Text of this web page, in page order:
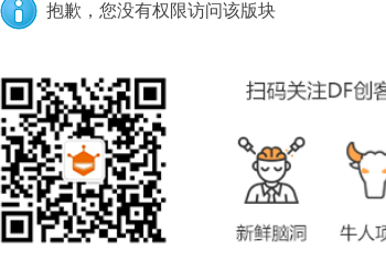
抱歉，您没有权限访问该版块